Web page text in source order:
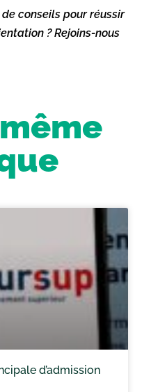
de conseils pour réussir
? Rejoins-nous
d’admission